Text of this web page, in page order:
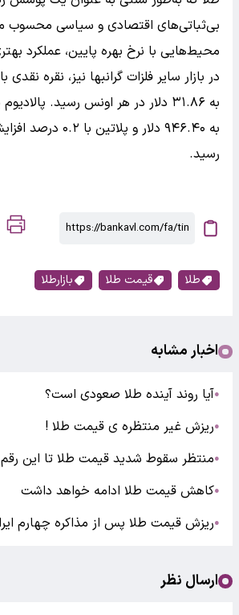
بی‌ثباتی‌های اقتصادی و سیاسی محسوب
محیط‌هایی با نرخ بهره پایین، عملکرد
رسید.
طلا قیمت طلا بازارطلا
اخبار مشابه
●آیا روند آینده طلا صعودی است؟
●ریزش غیر منتظره ی قیمت طلا !
●منتظر سقوط شدید قیمت طلا تا این
●کاهش قیمت طلا ادامه خواهد داشت
●ریزش قیمت طلا پس از مذاکره چهارم
ارسال نظر